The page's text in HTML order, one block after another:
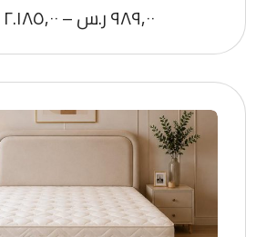
٩٨٩,٠٠ر.س–٢.١٨٥,٠٠